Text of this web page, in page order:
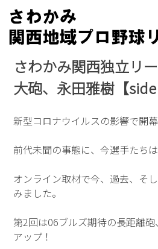
Skip
content
さわかみ関西独立リ
大砲、永田雅樹【side
新型コロナウイルスの影響で開
前代未聞の事態に、今選手たち
オンライン取材で今、過去、そ
みました。
第2回は06ブルズ期待の長距離
アップ！